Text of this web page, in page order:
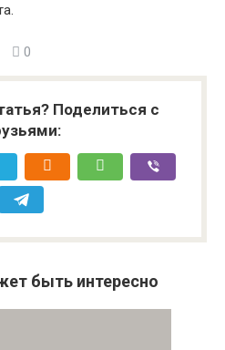
0
Поделиться с
быть интересно